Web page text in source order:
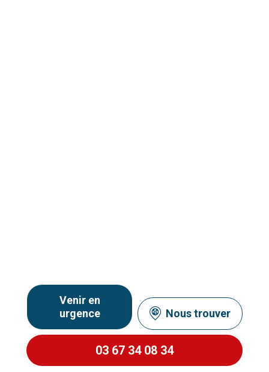
Venir en
urgence
03 67 34 08 34
Nous trouver